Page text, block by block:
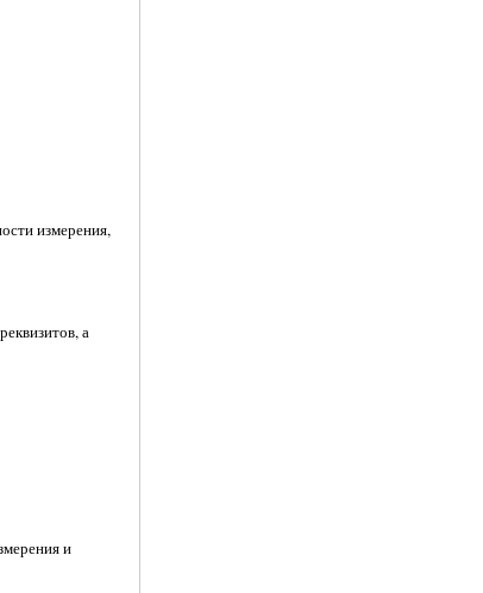
измерения,
а
и